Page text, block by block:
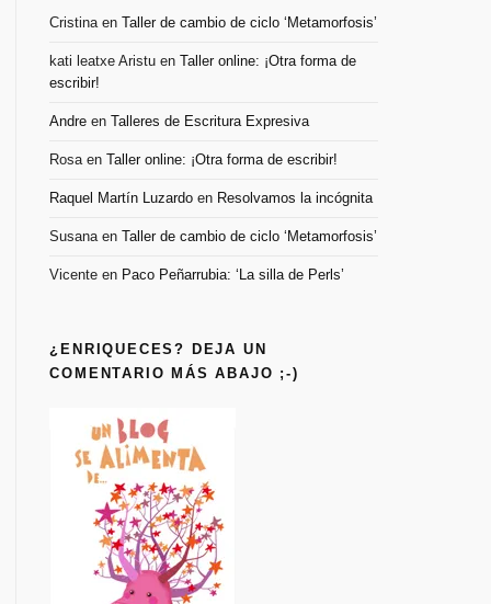
CristinaenTaller de cambio de ciclo ‘Metamorfosis’
kati leatxe Aristu enTaller online: ¡Otra forma de
escribir!
Andre enTalleres de Escritura Expresiva
RosaenTaller online: ¡Otra forma de escribir!
Raquel Martín Luzardo en Resolvamos la incógnita
SusanaenTaller de cambio de ciclo ‘Metamorfosis’
Vicente en Paco Peñarrubia: ‘La silla de Perls’
¿ENRIQUECES? DEJA UN
COMENTARIO MÁS ABAJO ;-)